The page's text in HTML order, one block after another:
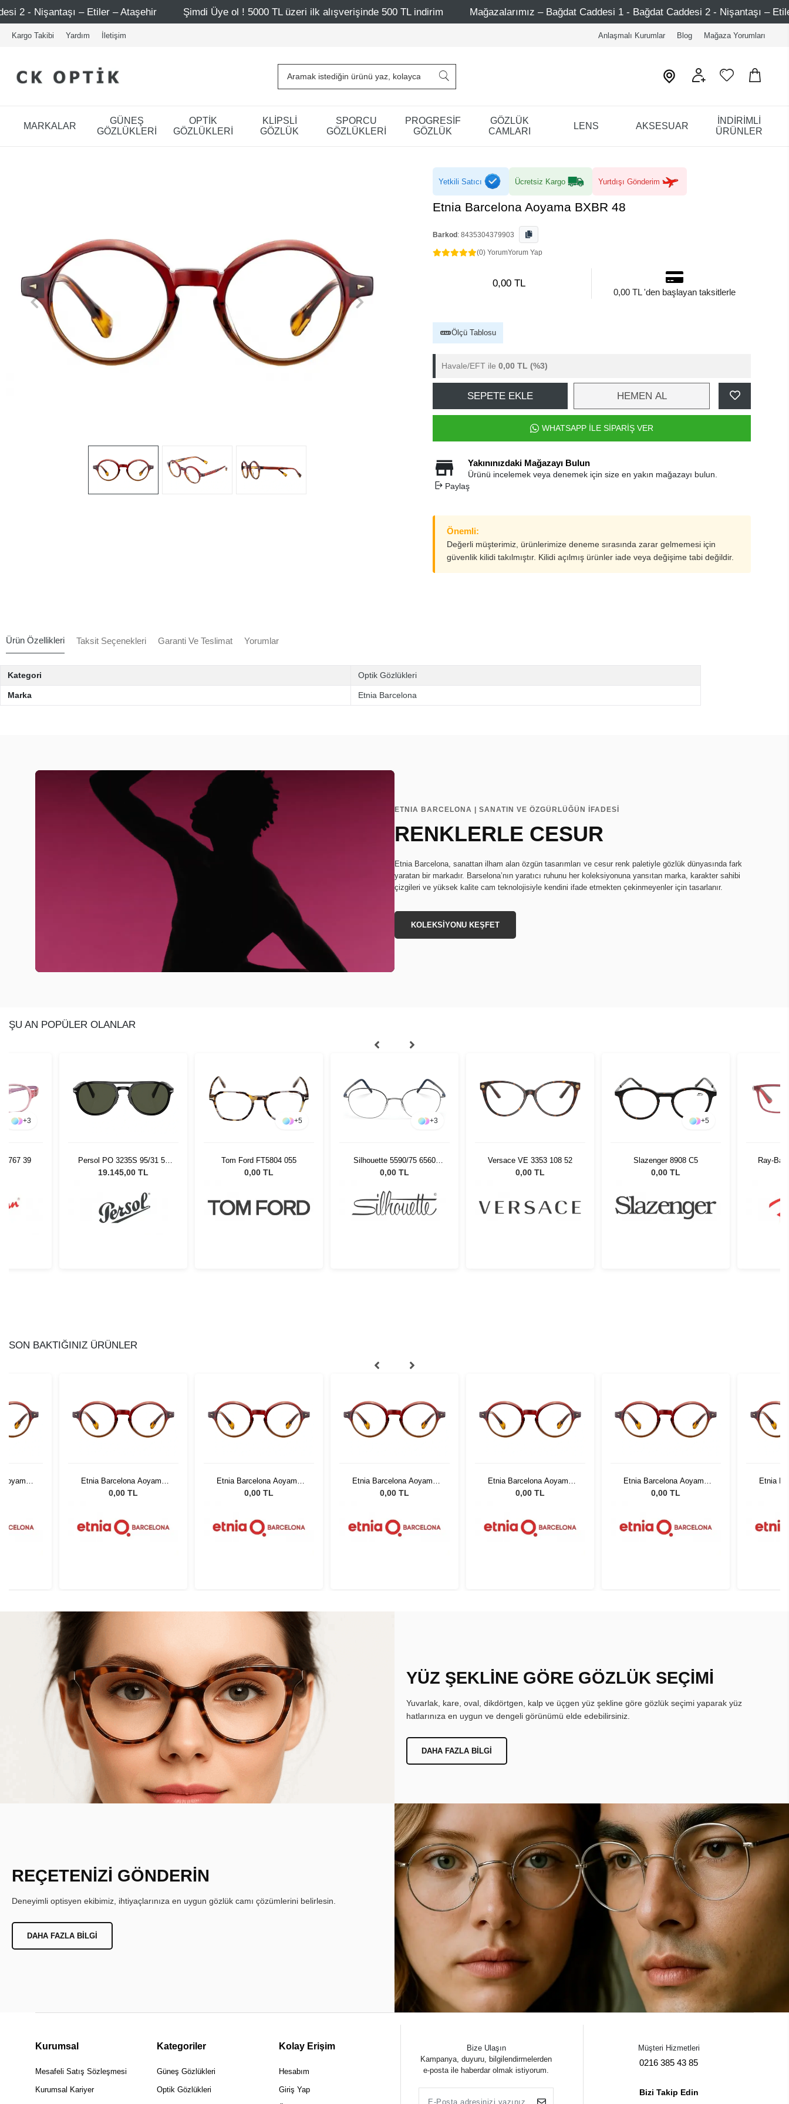
– Etiler – Ataşehir Şimdi Üye ol ! 5000 TL üzeri ilk alışverişinde 500 TL indirim Mağazalarımız – Bağdat Caddesi 1 - Bağdat Caddesi 2 - Nişantaşı – Etiler – Ataşehir
Kargo Takibi Yardım İletişim Anlaşmalı Kurumlar Blog Mağaza Yorumları
MARKALAR
GÜNEŞ
GÖZLÜKLERİ
OPTİK
GÖZLÜKLERİ
KLİPSLİ
GÖZLÜK
SPORCU
GÖZLÜKLERİ
PROGRESİF
GÖZLÜK
GÖZLÜK
CAMLARI
LENS AKSESUAR
İNDİRİMLİ
ÜRÜNLER
Yetkili Satıcı Ücretsiz Kargo Yurtdışı Gönderim
Etnia Barcelona Aoyama BXBR 48
Barkod : 8435304379903
(0) YorumYorum Yap
0,00 TL
0,00 TL 'den başlayan taksitlerle
Ölçü Tablosu
Havale/EFT ile 0,00 TL (%3)
SEPETE EKLE HEMEN AL
WHATSAPP İLE SİPARİŞ VER
Yakınınızdaki Mağazayı Bulun
Ürünü incelemek veya denemek için size en yakın mağazayı bulun.
Paylaş
Önemli:
Değerli müşterimiz, ürünlerimize deneme sırasında zarar gelmemesi için
güvenlik kilidi takılmıştır. Kilidi açılmış ürünler iade veya değişime tabi değildir.
Ürün Özellikleri Taksit Seçenekleri Garanti Ve Teslimat Yorumlar
Kategori Optik Gözlükleri
Marka Etnia Barcelona
ETNIA BARCELONA | SANATIN VE ÖZGÜRLÜĞÜN İFADESİ
RENKLERLE CESUR
Etnia Barcelona, sanattan ilham alan özgün tasarımları ve cesur renk paletiyle gözlük dünyasında fark
yaratan bir markadır. Barselona’nın yaratıcı ruhunu her koleksiyonuna yansıtan marka, karakter sahibi
çizgileri ve yüksek kalite cam teknolojisiyle kendini ifade etmekten çekinmeyenler için tasarlanır.
KOLEKSİYONU KEŞFET
ŞU AN POPÜLER OLANLAR
+3
3767 39
Persol PO 3235S 95/31 55
Unisex Güneş Gözlüğü
19.145,00 TL
+5
Tom Ford FT5804 055
0,00 TL
+3
Silhouette 5590/75 6560
50/19
0,00 TL
Versace VE 3353 108 52
0,00 TL
+5
Slazenger 8908 C5
0,00 TL
Ray-
SON BAKTIĞINIZ ÜRÜNLER
Etnia Barcelona Aoyama
BXBR 48
0,00 TL
Etnia Barcelona Aoyama
BXBR 48
0,00 TL
Etnia Barcelona Aoyama
BXBR 48
0,00 TL
Etnia Barcelona Aoyama
BXBR 48
0,00 TL
Etnia Barcelona Aoyama
BXBR 48
0,00 TL
Etnia
YÜZ ŞEKLİNE GÖRE GÖZLÜK SEÇİMİ
Yuvarlak, kare, oval, dikdörtgen, kalp ve üçgen yüz şekline göre gözlük seçimi yaparak yüz
hatlarınıza en uygun ve dengeli görünümü elde edebilirsiniz.
DAHA FAZLA BILGI
REÇETENİZİ GÖNDERİN
Deneyimli optisyen ekibimiz, ihtiyaçlarınıza en uygun gözlük camı çözümlerini belirlesin.
DAHA FAZLA BILGI
Kurumsal
Mesafeli Satış Sözleşmesi
Kurumsal Kariyer
Kategoriler
Güneş Gözlükleri
Optik Gözlükleri
Kolay Erişim
Hesabım
Giriş Yap
Bize Ulaşın
Kampanya, duyuru, bilgilendirmelerden
e-posta ile haberdar olmak istiyorum.
Müşteri Hizmetleri
0216 385 43 85
Bizi Takip Edin